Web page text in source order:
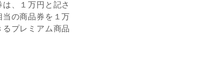
、１万円と記さ
の商品券を１万
プレミアム商品